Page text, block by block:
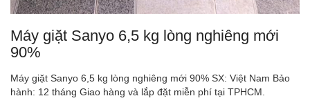
Máy giặt Sanyo 6,5 kg lòng nghiêng mới
90%
Máy giặt Sanyo 6,5 kg lòng nghiêng mới 90% SX: Việt Nam Bảo
hành: 12 tháng Giao hàng và lắp đặt miễn phí tại TPHCM.